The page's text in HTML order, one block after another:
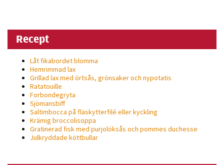
Recept
Låt fikabordet blomma
Hemrimmad lax
Grillad lax med örtsås, grönsaker och nypotatis
Ratatouille
Forbondegryta
Sjömansbiff
Saltimbocca på fläsk­ytterfilé eller kyckling
Krämig broccolisoppa
Gratinerad fisk med purjolöksås och pommes duchesse
Julkryddade köttbullar